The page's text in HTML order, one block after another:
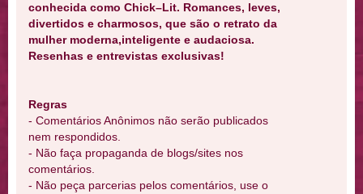
conhecida como Chick–Lit. Romances, leves,
divertidos e charmosos, que são o retrato da
mulher moderna,inteligente e audaciosa.
Resenhas e entrevistas exclusivas!
Regras
- Comentários Anônimos não serão publicados
nem respondidos.
- Não faça propaganda de blogs/sites nos
comentários.
- Não peça parcerias pelos comentários, use o